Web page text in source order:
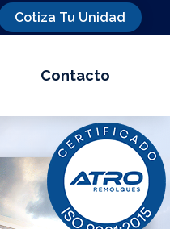
Cotiza Tu Unidad
Contacto